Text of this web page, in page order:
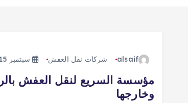
alsaif شركات نقل العفش سبتمبر 15, 2025
مؤسسة السريع لنقل العفش
وخارجها